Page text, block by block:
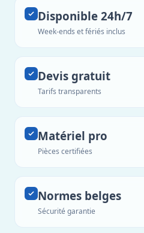
Disponible 24h/7
Week-ends et fériés inclus
Devis gratuit
Tarifs transparents
Matériel pro
Pièces certifiées
Normes belges
Sécurité garantie